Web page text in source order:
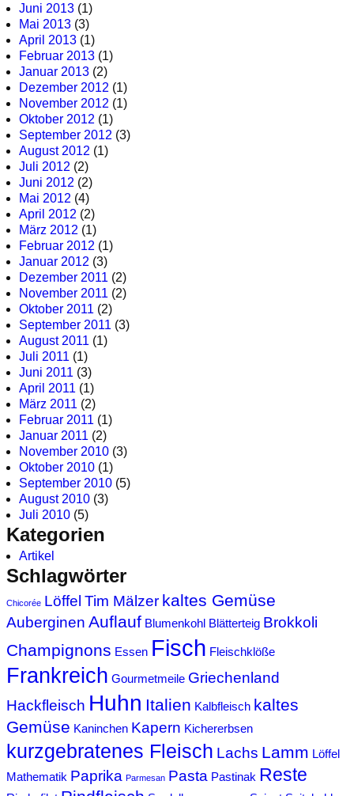
Juni 2013 (1)
Mai 2013 (3)
April 2013 (1)
Februar 2013 (1)
Januar 2013 (2)
Dezember 2012 (1)
November 2012 (1)
Oktober 2012 (1)
September 2012 (3)
August 2012 (1)
Juli 2012 (2)
Juni 2012 (2)
Mai 2012 (4)
April 2012 (2)
März 2012 (1)
Februar 2012 (1)
Januar 2012 (3)
Dezember 2011 (2)
November 2011 (2)
Oktober 2011 (2)
September 2011 (3)
August 2011 (1)
Juli 2011 (1)
Juni 2011 (3)
April 2011 (1)
März 2011 (2)
Februar 2011 (1)
Januar 2011 (2)
November 2010 (3)
Oktober 2010 (1)
September 2010 (5)
August 2010 (3)
Juli 2010 (5)
Kategorien
Artikel
Schlagwörter
Chicorée Löffel Tim Mälzer kaltes Gemüse
Auberginen Auflauf Blumenkohl Blätterteig Brokkoli
Champignons Essen Fisch Fleischklöße
Frankreich Gourmetmeile Griechenland
Hackfleisch Huhn Italien Kalbfleisch kaltes
Gemüse Kaninchen Kapern Kichererbsen
kurzgebratenes Fleisch Lachs Lamm Löffel
Mathematik Paprika Parmesan Pasta Pastinak Reste